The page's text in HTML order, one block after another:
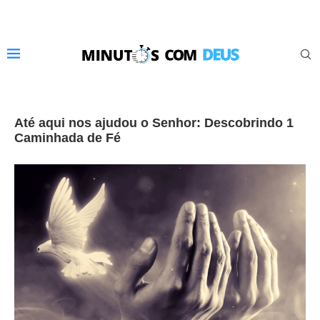
Até aqui nos ajudou o Senhor: Descobrindo 1
Caminhada de Fé